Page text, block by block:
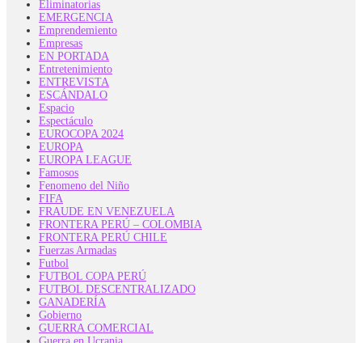
Eliminatorias
EMERGENCIA
Emprendemiento
Empresas
EN PORTADA
Entretenimiento
ENTREVISTA
ESCÁNDALO
Espacio
Espectáculo
EUROCOPA 2024
EUROPA
EUROPA LEAGUE
Famosos
Fenomeno del Niño
FIFA
FRAUDE EN VENEZUELA
FRONTERA PERÚ – COLOMBIA
FRONTERA PERÚ CHILE
Fuerzas Armadas
Futbol
FUTBOL COPA PERÚ
FUTBOL DESCENTRALIZADO
GANADERÍA
Gobierno
GUERRA COMERCIAL